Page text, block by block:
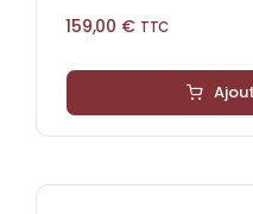
159,00 € TTC